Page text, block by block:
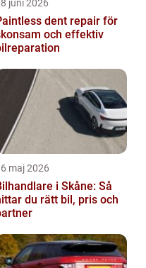
juni 2026
dent repair för
och effektiv
maj 2026
i Skåne: Så
du rätt bil, pris och